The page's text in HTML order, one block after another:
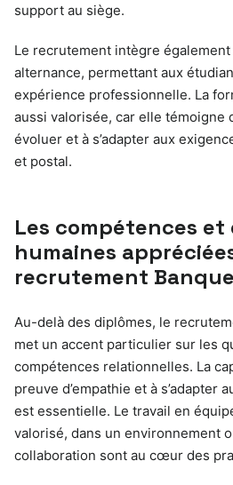
support au siège.
Le recrutement intègre
alternance, permettant aux
expérience professionnelle. La
aussi valorisée, car elle témoigne
évoluer et à s’adapter aux
et postal.
Les compétences
humaines
recrutement
Au-delà des diplômes, le
met un accent particulier sur les
compétences relationnelles. La
preuve d’empathie et à s’adapter
est essentielle. Le travail en
valorisé, dans un environnement
collaboration sont au cœur des